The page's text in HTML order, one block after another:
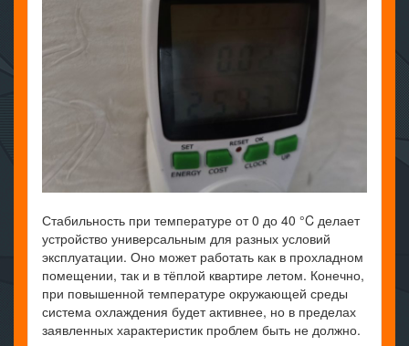
Стабильность при температуре от 0 до 40 °C делает
устройство универсальным для разных условий
эксплуатации. Оно может работать как в прохладном
помещении, так и в тёплой квартире летом. Конечно,
при повышенной температуре окружающей среды
система охлаждения будет активнее, но в пределах
заявленных характеристик проблем быть не должно.